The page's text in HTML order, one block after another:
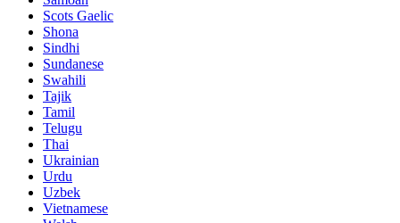
Scots Gaelic
Shona
Sindhi
Sundanese
Swahili
Tajik
Tamil
Telugu
Thai
Ukrainian
Urdu
Uzbek
Vietnamese